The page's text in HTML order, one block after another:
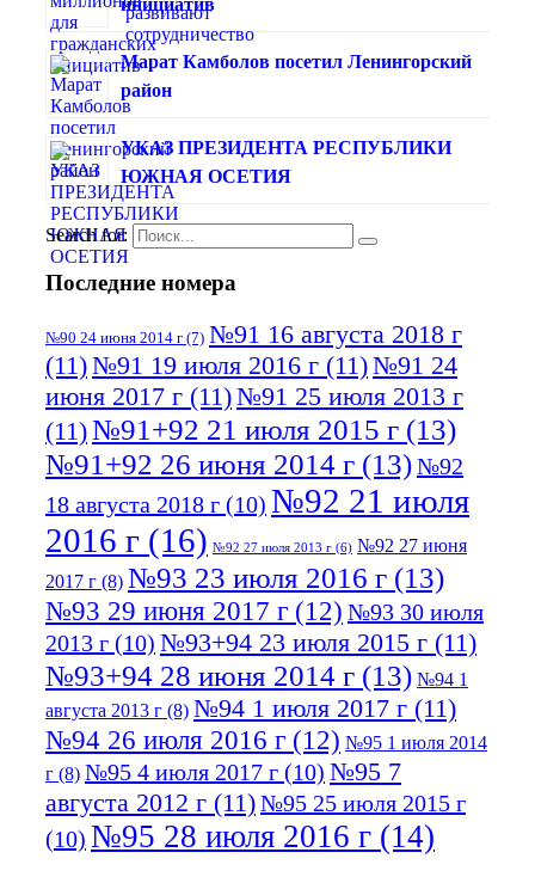
Марат Камболов посетил Ленингорский
район
УКАЗ ПРЕЗИДЕНТА РЕСПУБЛИКИ
ЮЖНАЯ ОСЕТИЯ
Search for:
Последние номера
№90 24 июня 2014 г (7) №91 16 августа 2018 г
(11)№91 19 июля 2016 г (11)№91 24
июня 2017 г (11)№91 25 июля 2013 г
(11)№91+92 21 июля 2015 г (13)
№91+92 26 июня 2014 г (13)№92
18 августа 2018 г (10) №92 21 июля
2016 г (16) №92 27 июля 2013 г (6) №92 27 июня
2017 г (8) №93 23 июля 2016 г (13)
№93 29 июня 2017 г (12) №93 30 июля
2013 г (10) №93+94 23 июля 2015 г (11)
№93+94 28 июня 2014 г (13) №94 1
августа 2013 г (8) №94 1 июля 2017 г (11)
№94 26 июля 2016 г (12) №95 1 июля 2014
г (8) №95 4 июля 2017 г (10) №95 7
августа 2012 г (11)№95 25 июля 2015 г
(10) №95 28 июля 2016 г (14)